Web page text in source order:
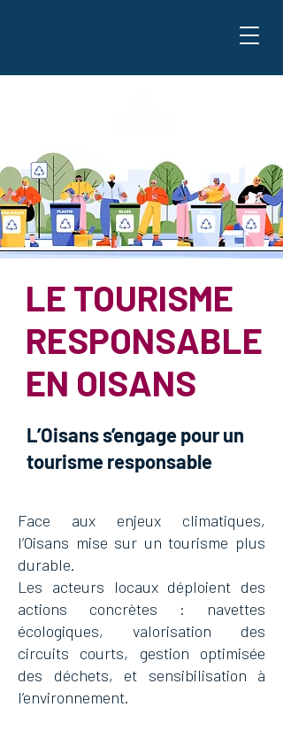
LE TOURISME
RESPONSABLE
EN OISANS
L’Oisans s’engage pour un
tourisme responsable
Face aux enjeux climatiques,
l’Oisans mise sur un tourisme plus
durable.
Les acteurs locaux déploient des
actions concrètes : navettes
écologiques, valorisation des
circuits courts, gestion optimisée
des déchets, et sensibilisation à
l’environnement.